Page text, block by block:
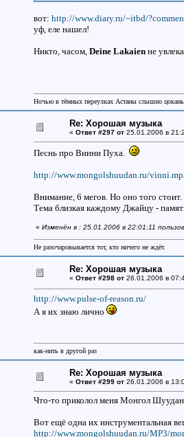
вот: http://www.diary.ru/~itbd/
уф, еле нашел!
Никто, часом, Deine Lakaienне
Ночью в тёмных переулках Астаны слышно
Re: Хорошая музыка
« Ответ #297 от25.01.2006 в
Песнь про Винни Пуха.
http://www.mongolshuudan.ru/
Внимание, 6 мегов. Но оно того стоит.
Тема близкая каждому Джайцу -
« Изменён в : 25.01.2006 в 22:01:11
Не разочаровывается тот, кто ничего не ждёт.
Re: Хорошая музыка
« Ответ #298 от26.01.2006 в
http://www.pulse-of-reason.ru/
А я их знаю лично
как-нить в другой раз
Re: Хорошая музыка
« Ответ #299 от26.01.2006 в
Что-то приколол меня Монгол
Вот ещё одна их инструментальная
http://www.mongolshuudan.ru/MP3/